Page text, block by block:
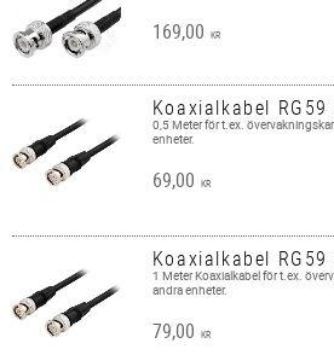
169,00 KR
Koaxialkabel
0,5 Meter för t.ex.
enheter.​
69,00 KR
Koaxialkabel
1 Meter ​Koaxialkabel för t.ex.
andra enheter.​
79,00 KR